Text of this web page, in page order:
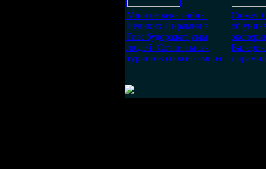
Многие века тайны
Великих Пирамид в
Гизе будоражат умы
людей. Сотни тысяч
туристов со всего мира
Сюжет
об